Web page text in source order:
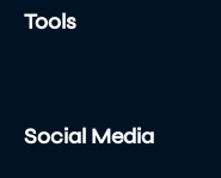
Tools
Social Media